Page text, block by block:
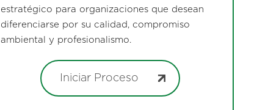
estratégico para organizaciones que desean
diferenciarse por su calidad, compromiso
ambiental y profesionalismo.
Iniciar Proceso